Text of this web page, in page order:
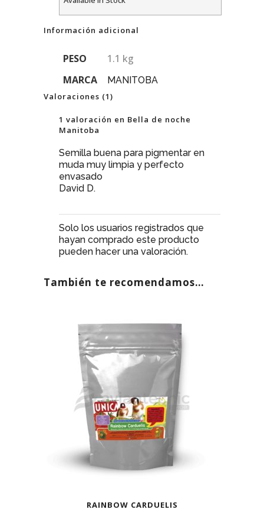
Información adicional
PESO
1.1 kg
MARCA
MANITOBA
Valoraciones (1)
1 valoración en Bella de noche
Manitoba
Semilla buena para pigmentar en
muda muy limpia y perfecto
envasado
David D.
Solo los usuarios registrados que
hayan comprado este producto
pueden hacer una valoración.
También te recomendamos…
RAINBOW CARDUELIS